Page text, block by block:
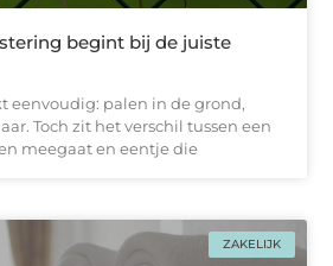
begint bij de juiste
eenvoudig: palen in de grond,
Toch zit het verschil tussen een
meegaat en eentje die
ZAKELIJK